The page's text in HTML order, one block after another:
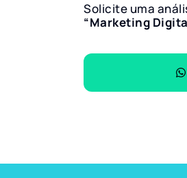
Solicite uma
“Marketing